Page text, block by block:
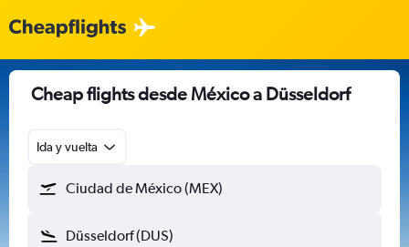
Cheap flights desde México a Düsseldorf
Ida y vuelta
Ciudad de México (MEX)
Düsseldorf (DUS)